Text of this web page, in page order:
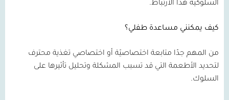
السلوكية هذا الارتباط.
كيف يمكنني مساعدة طفلي؟
من المهم جدًا متابعة اختصاصيّة أو اختصاصي تغذية محترف
لتحديد الأطعمة التي قد تسبب المشكلة وتحليل تأثيرها على
السلوك.